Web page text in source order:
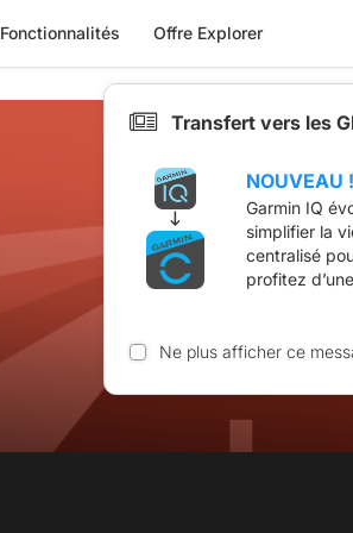
Fonctionnalités Offre Explorer
Transfert vers les
NOUVEAU !
Garmin IQ
simplifier la
centralisé
profitez
Ne plus afficher ce